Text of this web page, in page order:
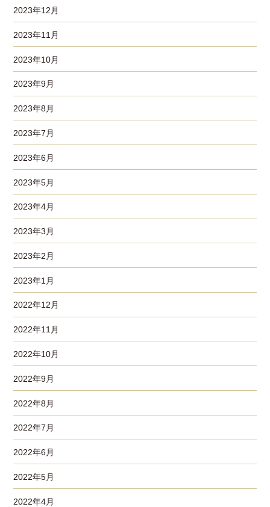
2023年12月
2023年11月
2023年10月
2023年9月
2023年8月
2023年7月
2023年6月
2023年5月
2023年4月
2023年3月
2023年2月
2023年1月
2022年12月
2022年11月
2022年10月
2022年9月
2022年8月
2022年7月
2022年6月
2022年5月
2022年4月